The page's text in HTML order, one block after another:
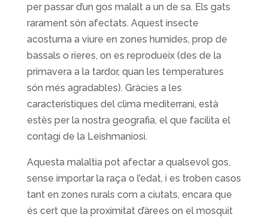
per passar d’un gos malalt a un de sa. Els gats
rarament són afectats. Aquest insecte
acostuma a viure en zones humides, prop de
bassals o rieres, on es reprodueix (des de la
primavera a la tardor, quan les temperatures
són més agradables). Gràcies a les
característiques del clima mediterrani, està
estès per la nostra geografia, el que facilita el
contagi de la Leishmaniosi.
Aquesta malaltia pot afectar a qualsevol gos,
sense importar la raça o l’edat, i es troben casos
tant en zones rurals com a ciutats, encara que
és cert que la proximitat d’àrees on el mosquit